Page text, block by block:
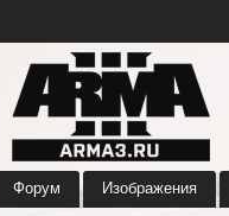
Форум Изображения